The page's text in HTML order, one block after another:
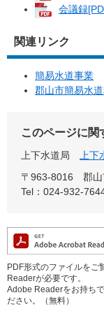
会議録
関連リンク
簡易水道事業
郡山市簡易水
このページに関
上下水道局 上
〒963-8016
郡
Tel：024-932-
PDF形式のファイルをご
Readerが必要です。
Adobe Readerをお持ち
ださい。（無料）